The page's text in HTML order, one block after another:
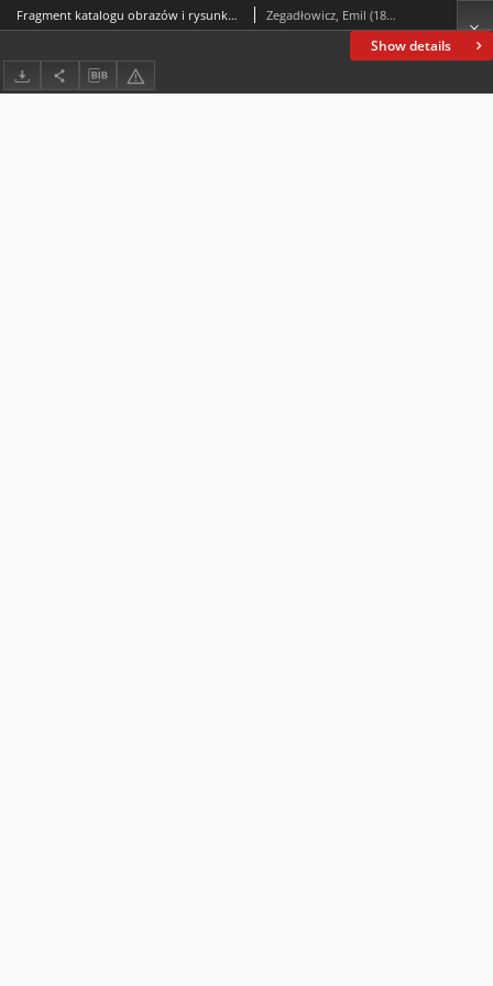
Show details
Fragment katalogu obrazów i rysunków Ludwika Misky’ego Zegadłowicz, Emil (1888-1941)